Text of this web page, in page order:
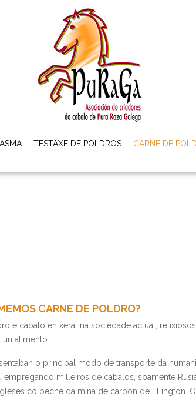
TESTAXE DE POLDROS CARNE DE
CARNE DE POLDRO?
e cabalo en xeral na sociedade actual,
alimento.
o principal modo de transporte da
milleiros de cabalos, soamente
co peche da mina de carbón de Ellington.